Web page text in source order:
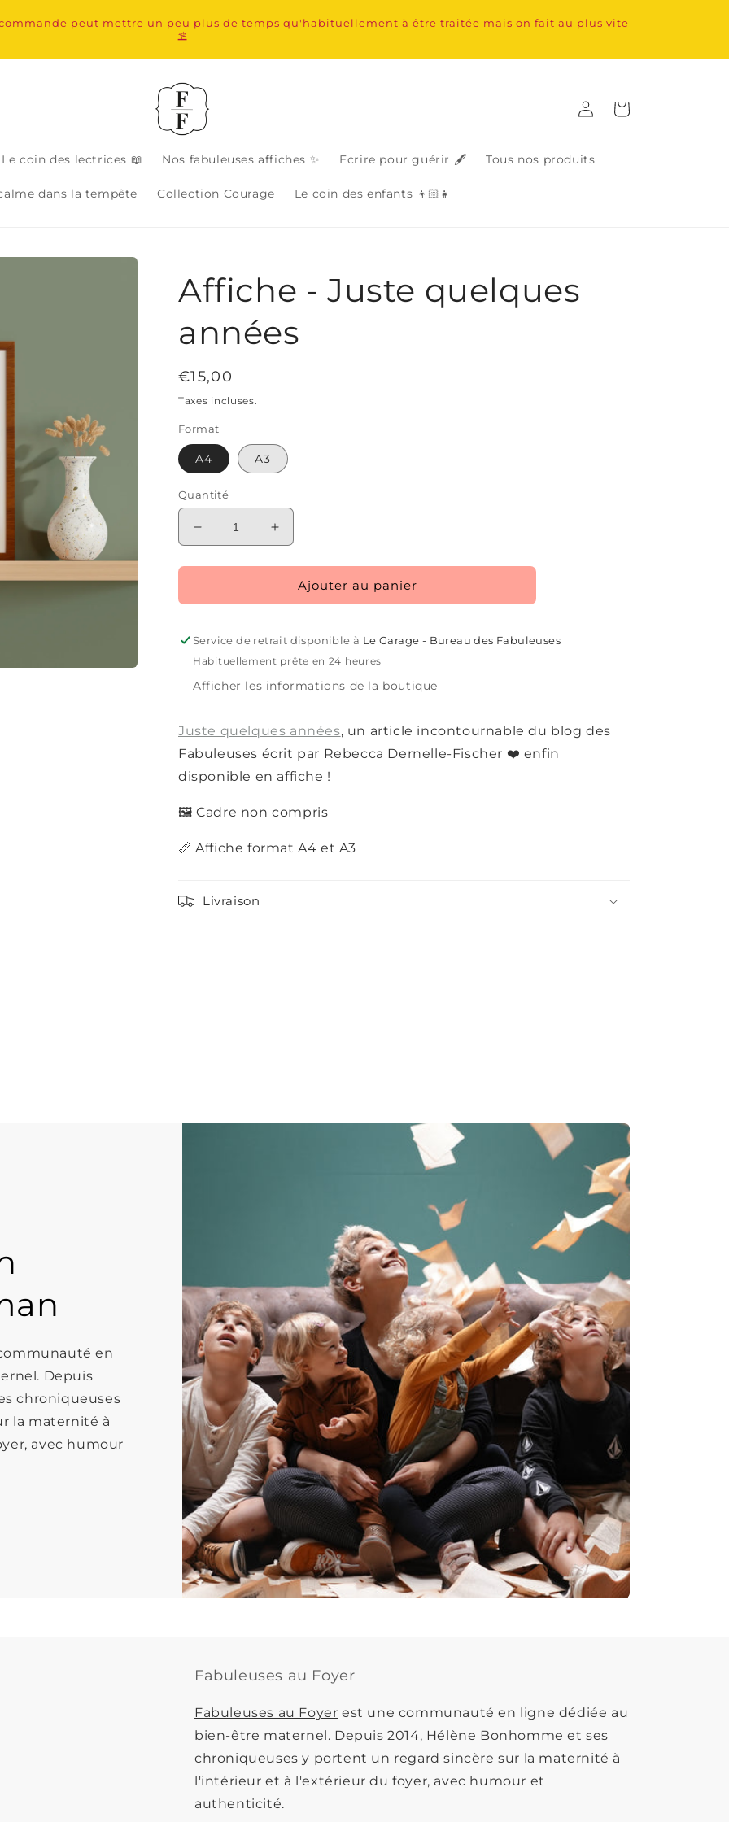
peut mettre un peu plus de temps qu'habituellement à être traitée mais on fait au plus vite
⛱️
Le coin des lectrices 📖 Nos fabuleuses affiches ✨ Ecrire pour guérir 🖋️ Tous nos produits
dans la tempête Collection Courage Le coin des enfants 👦🏻👧
ConnexionPanier
Affiche - Juste quelques
années
Prix
habituel
€15,00
Taxes incluses.
Format
A4 A3
Quantité
Réduire
la
quantité
Affiche
Juste
quelques
Augmenter
la
quantité
Affiche
Juste
quelques
années
Ajouter au panier
Service de retrait disponible à Le Garage - Bureau des Fabuleuses
Habituellement prête en 24 heures
Afficher les informations de la boutique
Juste quelques années, un article incontournable du blog des
Fabuleuses écrit par Rebecca Dernelle-Fischer ❤️ enfin
disponible en affiche !
🖼️ Cadre non compris
📏 Affiche format A4 et A3
Livraison
en
Depuis
chroniqueuses
la maternité à
avec humour
Fabuleuses au Foyer
Fabuleuses au Foyer est une communauté en ligne dédiée au
bien-être maternel. Depuis 2014, Hélène Bonhomme et ses
chroniqueuses y portent un regard sincère sur la maternité à
l'intérieur et à l'extérieur du foyer, avec humour et
authenticité.